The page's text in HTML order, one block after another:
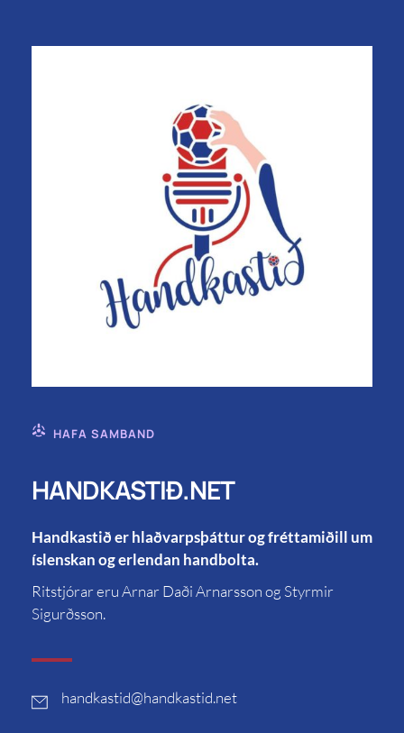
HAFA SAMBAND
HANDKASTIÐ.NET
Handkastið er hlaðvarpsþáttur og fréttamiðill um
íslenskan og erlendan handbolta.
Ritstjórar eru Arnar Daði Arnarsson og Styrmir
Sigurðsson.
handkastid@handkastid.net